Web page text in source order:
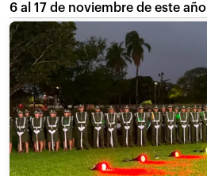
6 al 17 de noviembre de este año